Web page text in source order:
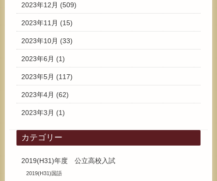
2023年12月 (509)
2023年11月 (15)
2023年10月 (33)
2023年6月 (1)
2023年5月 (117)
2023年4月 (62)
2023年3月 (1)
カテゴリー
2019(H31)年度 公立高校入試
2019(H31)国語